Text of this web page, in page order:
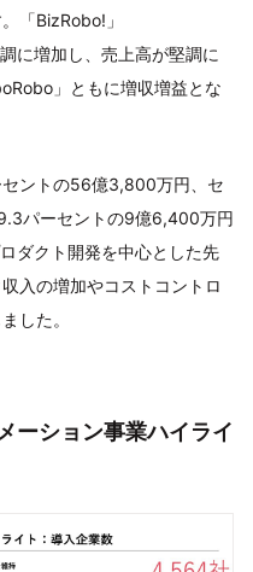
「BizRobo!」
に増加し、売上高が堅調に
」ともに増収増益とな
ントの56億3,800万円、セ
パーセントの9億6,400万円
ダクト開発を中心とした先
入の増加やコストコントロ
した。
ーション事業ハイライ